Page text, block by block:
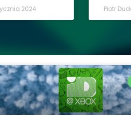
2024 Piotr